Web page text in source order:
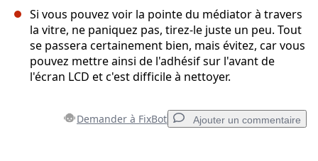
Si vous pouvez voir la pointe du médiator à travers
la vitre, ne paniquez pas, tirez-le juste un peu. Tout
se passera certainement bien, mais évitez, car vous
pouvez mettre ainsi de l'adhésif sur l'avant de
l'écran LCD et c'est difficile à nettoyer.
Demander à FixBot Ajouter un commentaire